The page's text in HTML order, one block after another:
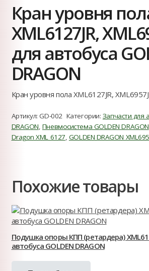
Кран уровня
XML6127JR,
для автобуса
DRAGON
Кран уровня пола XML6127JR,
Артикул:GD-002 Категории: Запчасти для
DRAGON, Пневмосистема GOLDEN DRAGON
Dragon XML 6127, GOLDEN DRAGON
Похожие товары
Подушка опоры КПП (ретардера)
автобуса GOLDEN DRAGON